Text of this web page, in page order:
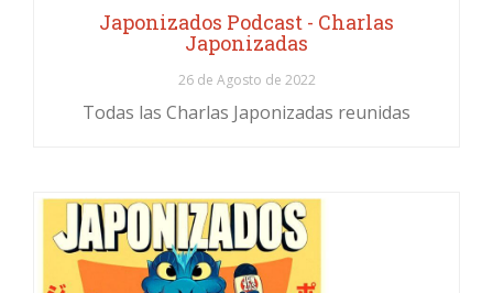
Japonizados Podcast - Charlas
Japonizadas
26 de Agosto de 2022
Todas las Charlas Japonizadas reunidas